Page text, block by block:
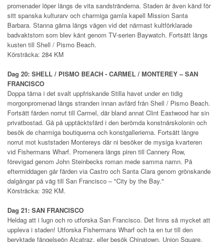
promenader löper längs de vita sandstränderna. Staden är även känd för
sitt spanska kulturarv och charmiga gamla kapell Mission Santa
Barbara. Stanna gärna längs vägen vid det närmast kultförklarade
badvaktstorn som blev känt genom TV-serien Baywatch. Fortsätt längs
kusten till Shell / Pismo Beach.
Körsträcka: 284 KM
Dag 20: SHELL / PISMO BEACH - CARMEL / MONTEREY – SAN
FRANCISCO
Doppa tårna i det svalt uppfriskande Stilla havet under en tidig
morgonpromenad längs stranden innan avfärd från Shell / Pismo Beach.
Fortsätt färden norrut till Carmel, där bland annat Clint Eastwood har sin
privatbostad. Gå på upptäcktsfärd i den berömda konstnärskolonin och
besök de charmiga boutiquerna och konstgallerierna. Fortsätt längre
norrut mot kuststaden Montereys där ni besöker de mysiga kvarteren
vid Fishermans Wharf. Promenera längs piren till Cannery Row,
förevigad genom John Steinbecks roman mede samma namn. På
eftermiddagen går färden via Castro och Santa Clara genom grönskande
dalgångar på väg till San Francisco – "City by the Bay."
Körsträcka: 392 KM.
Dag 21: SAN FRANCISCO
Heldag att i lugn och ro utforska San Francisco. Det finns så mycket att
uppleva i staden! Utforska Fishermans Wharf och ta en tur till den
beryktade fängelseön Alcatraz, eller besök Chinatown, Union Square,